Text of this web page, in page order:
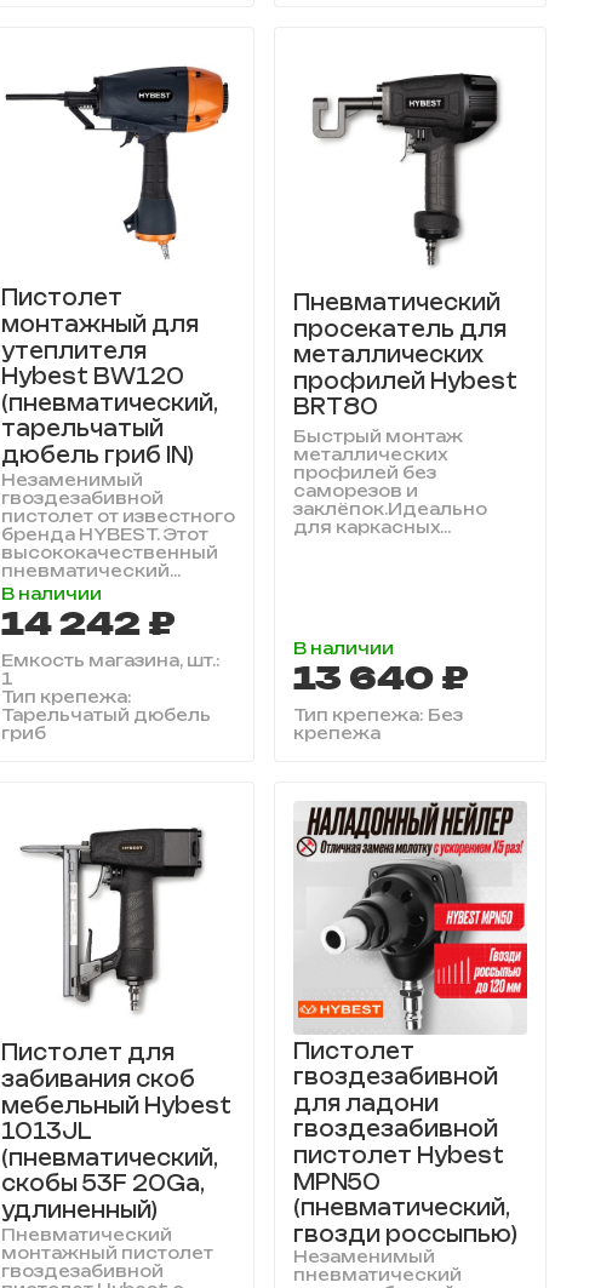
Пистолет
монтажный для
утеплителя
Hybest BW120
(пневматический,
тарельчатый
дюбель гриб IN)
Незаменимый
гвоздезабивной
пистолет от известного
бренда HYBEST. Этот
высококачественный
пневматический...
В наличии
14 242 ₽
Емкость магазина, шт.:
1
Тип крепежа:
Тарельчатый дюбель
гриб
Пневматический
просекатель для
металлических
профилей Hybest
BRT80
Быстрый монтаж
металлических
профилей без
саморезов и
заклёпок.Идеально
для каркасных...
В наличии
13 640 ₽
Тип крепежа: Без
крепежа
Пистолет для
забивания скоб
мебельный Hybest
1013JL
(пневматический,
скобы 53F 20Ga,
удлиненный)
Пневматический
монтажный пистолет
гвоздезабивной
Пистолет
гвоздезабивной
для ладони
гвоздезабивной
пистолет Hybest
MPN50
(пневматический,
гвозди россыпью)
Незаменимый
пневматический